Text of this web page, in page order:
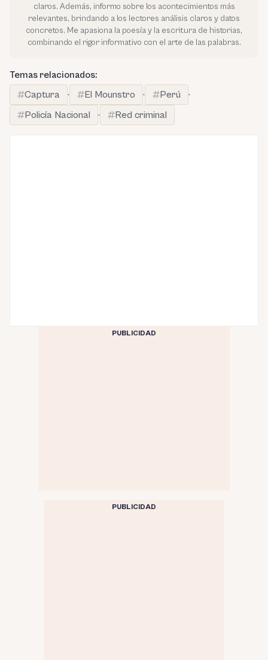
claros. Además, informo sobre los acontecimientos más
relevantes, brindando a los lectores análisis claros y datos
concretos. Me apasiona la poesía y la escritura de historias,
combinando el rigor informativo con el arte de las palabras.
Temas relacionados:
Captura
· El Mounstro · Perú
·
Policía Nacional
· Red criminal
PUBLICIDAD
PUBLICIDAD